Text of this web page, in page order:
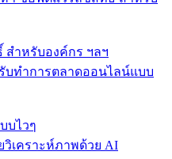
ำหรับองค์กร ฯลฯ
บไวๆ